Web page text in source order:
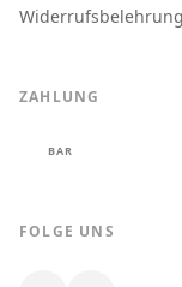
Widerrufsbelehrung
ZAHLUNG
BAR
FOLGE UNS